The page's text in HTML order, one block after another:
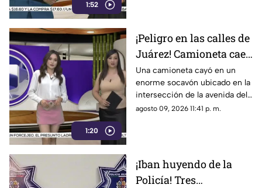
1:52
1:20
¡Peligro en las calles de
Juárez! Camioneta cae
en enorme socavón
tras las lluvias y
autoridades cierran la
zona
Una camioneta cayó en un
enorme socavón ubicado en la
intersección de la avenida del
Charro y la avenida de la Raza
agosto 09, 2026 11:41 p. m.
¡Iban huyendo de la
Policía! Tres